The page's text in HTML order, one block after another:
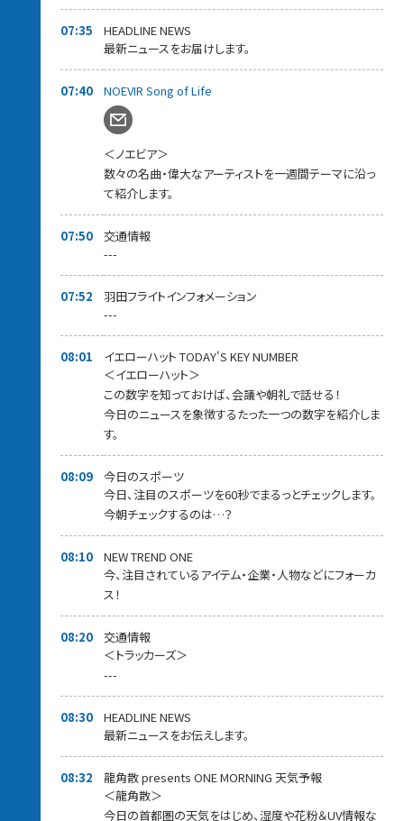
07:35
HEADLINE NEWS
最新ニュースをお届けします。
07:40 NOEVIR Song of Life
＜ノエビア＞
数々の名曲・偉大なアーティストを一週間テーマに沿っ
て紹介します。
07:50
交通情報
---
07:52
羽田フライトインフォメーション
---
08:01
イエローハット TODAY'S KEY NUMBER
＜イエローハット＞
この数字を知っておけば、会議や朝礼で話せる！
今日のニュースを象徴するたった一つの数字を紹介しま
す。
08:09
今日のスポーツ
今日、注目のスポーツを60秒でまるっとチェックします。
今朝チェックするのは…？
08:10
NEW TREND ONE
今、注目されているアイテム・企業・人物などにフォーカ
ス！
08:20
交通情報
＜トラッカーズ＞
---
08:30
HEADLINE NEWS
最新ニュースをお伝えします。
08:32
龍角散 presents ONE MORNING 天気予報
＜龍角散＞
今日の首都圏の天気をはじめ、湿度や花粉＆UV情報な